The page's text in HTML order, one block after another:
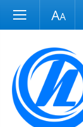
Размер шрифта